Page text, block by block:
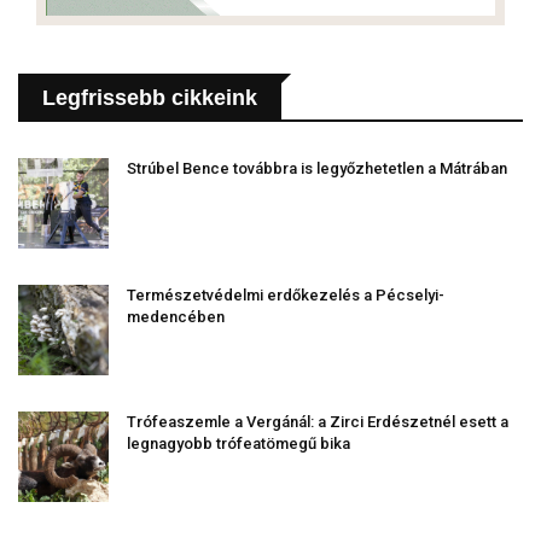
Legfrissebb cikkeink
Strúbel Bence továbbra is legyőzhetetlen a Mátrában
Természetvédelmi erdőkezelés a Pécselyi-
medencében
Trófeaszemle a Vergánál: a Zirci Erdészetnél esett a
legnagyobb trófeatömegű bika